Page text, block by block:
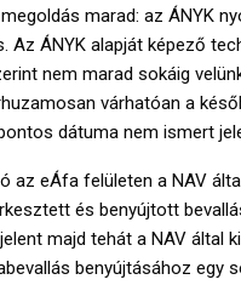
marad: az ÁNYK
Az ÁNYK alapját képező
nem marad sokáig
várhatóan a
dátuma nem ismert
az eÁfa felületen a NAV
és benyújtott
majd tehát a NAV által
benyújtásához egy